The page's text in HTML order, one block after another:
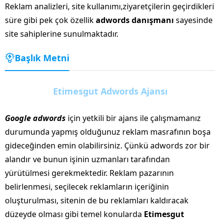
Reklam analizleri, site kullanımı,ziyaretçilerin geçirdikleri
süre gibi pek çok özellikadwords danışmanı sayesinde
site sahiplerine sunulmaktadır.
Başlık Metni
Etimesgut Adwords Ajansı
Google adwords için yetkili bir ajans ile çalışmamanız
durumunda yapmış olduğunuz reklam masrafının boşa
gideceğinden emin olabilirsiniz. Çünkü adwords zor bir
alandır ve bunun işinin uzmanları tarafından
yürütülmesi gerekmektedir. Reklam pazarının
belirlenmesi, seçilecek reklamların içeriğinin
oluşturulması, sitenin de bu reklamları kaldıracak
düzeyde olması gibi temel konularda Etimesgut